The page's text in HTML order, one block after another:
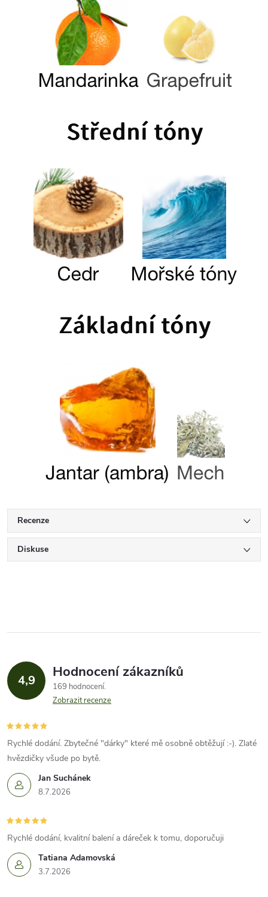
Recenze
Diskuse
4,9 Hodnocení zákazníků
169 hodnocení
Zobrazit recenze
Jan Suchánek
8.7.2026
Rychlé dodání. Zbytečné "dárky" které mě osobně obtěžují :-). Zlaté
hvězdičky všude po bytě.
Tatiana Adamovská
3.7.2026
Rychlé dodání, kvalitní balení a dáreček k tomu, doporučuji